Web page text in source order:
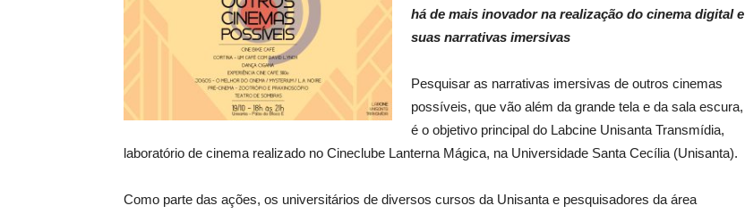
há de mais inovador na realização do cinema digital e
suas narrativas imersivas
Pesquisar as narrativas imersivas de outros cinemas
possíveis, que vão além da grande tela e da sala escura,
é o objetivo principal do Labcine Unisanta Transmídia,
laboratório de cinema realizado no Cineclube Lanterna Mágica, na Universidade Santa Cecília (Unisanta).
Como parte das ações, os universitários de diversos cursos da Unisanta e pesquisadores da área